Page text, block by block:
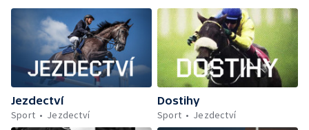
Jezdectví
Sport
Jezdectví
Dostihy
Sport
Jezdectví